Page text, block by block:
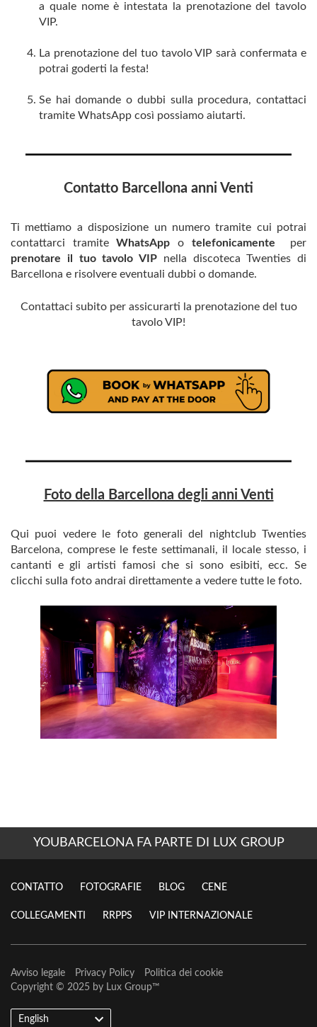
a quale nome è intestata la prenotazione del tavolo
VIP.
La prenotazione del tuo tavolo VIP sarà confermata e
potrai goderti la festa!
Se hai domande o dubbi sulla procedura, contattaci
tramite WhatsApp così possiamo aiutarti.
Contatto Barcellona anni Venti
Ti mettiamo a disposizione un numero tramite cui potrai
contattarci tramiteWhatsApp o telefonicamente per
prenotare il tuo tavolo VIP nella discoteca Twenties di
Barcellona e risolvere eventuali dubbi o domande.
Contattaci subito per assicurarti la prenotazione del tuo
tavolo VIP!
Foto della Barcellona degli anni Venti
Qui puoi vedere le foto generali del nightclub Twenties
Barcelona, ​​comprese le feste settimanali, il locale stesso, i
cantanti e gli artisti famosi che si sono esibiti, ecc. Se
clicchi sulla foto andrai direttamente a vedere tutte le foto.
YOUBARCELONA FA PARTE DI LUX GROUP
CONTATTO FOTOGRAFIE BLOG CENE
COLLEGAMENTI RRPPS VIP INTERNAZIONALE
Avviso legale Privacy Policy
Politica dei cookie
Copyright © 2025 by Lux Group™
English